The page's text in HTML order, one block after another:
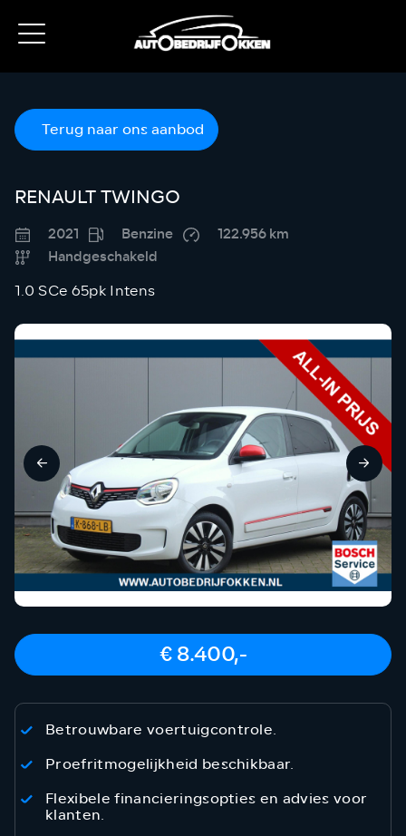
Terug naar ons aanbod
RENAULT TWINGO
2021 Benzine
122.956 km
Handgeschakeld
1.0 SCe 65pk Intens
€ 8.400,-
Betrouwbare voertuigcontrole.
Proefritmogelijkheid beschikbaar.
Flexibele financieringsopties en advies voor
klanten.